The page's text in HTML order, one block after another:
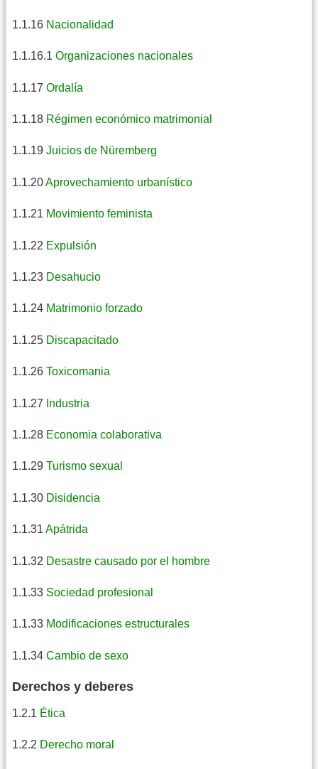
1.1.16 Nacionalidad
1.1.16.1 Organizaciones nacionales
1.1.17 Ordalía
1.1.18 Régimen económico matrimonial
1.1.19 Juicios de Nüremberg
1.1.20Aprovechamiento urbanístico
1.1.21 Movimiento feminista
1.1.22 Expulsión
1.1.23 Desahucio
1.1.24 Matrimonio forzado
1.1.25 Discapacitado
1.1.26 Toxicomania
1.1.27 Industria
1.1.28 Economia colaborativa
1.1.29 Turismo sexual
1.1.30 Disidencia
1.1.31 Apátrida
1.1.32 Desastre causado por el hombre
1.1.33 Sociedad profesional
1.1.33 Modificaciones estructurales
1.1.34 Cambio de sexo
Derechos y deberes
1.2.1 Ética
1.2.2 Derecho moral